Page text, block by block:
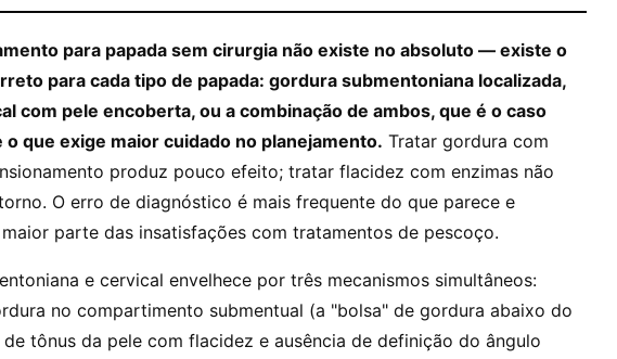
para papada sem cirurgia não existe no absoluto — existe o
para cada tipo de papada: gordura submentoniana localizada,
com pele encoberta, ou a combinação de ambos, que é o caso
o que exige maior cuidado no planejamento. Tratar gordura com
produz pouco efeito; tratar flacidez com enzimas não
O erro de diagnóstico é mais frequente do que parece e
parte das insatisfações com tratamentos de pescoço.
e cervical envelhece por três mecanismos simultâneos:
no compartimento submentual (a "bolsa" de gordura abaixo do
tônus da pele com flacidez e ausência de definição do ângulo